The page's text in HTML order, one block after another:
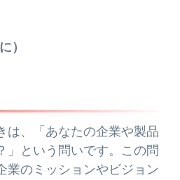
）
は、「あなたの企業や製品
」という問いです。この問
業のミッションやビジョン